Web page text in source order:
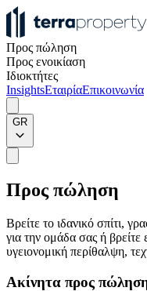
Προς πώληση
Προς ενοικίαση
Ιδιοκτήτες
InsightsΕταιρίαΕπικοινωνία
GR
Προς πώληση
Βρείτε το ιδανικό σπίτι,
για την ομάδα σας ή βρείτε
υγειονομική περίθαλψη,
Ακίνητα προς